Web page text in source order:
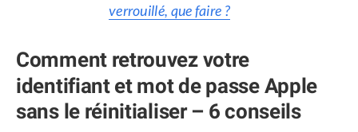
verrouillé, que faire ?
Comment retrouvez votre
identifiant et mot de passe Apple
sans le réinitialiser – 6 conseils